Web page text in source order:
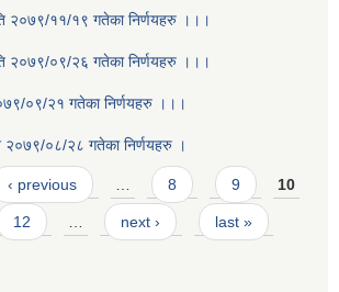
२०७९/११/१९ गतेका निर्णयहरु ।।।
२०७९/०९/२६ गतेका निर्णयहरु ।।।
०९/२१ गतेका निर्णयहरु ।।।
२०७९/०८/२८ गतेका निर्णयहरु ।
‹ previous … 8 9 10
12 … next › last »